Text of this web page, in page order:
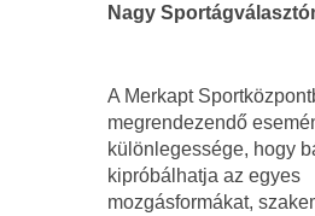
Nagy
A Merkapt
megrendezendő
különlegessége, hogy
kipróbálhatja az egyes
mozgásformákat,